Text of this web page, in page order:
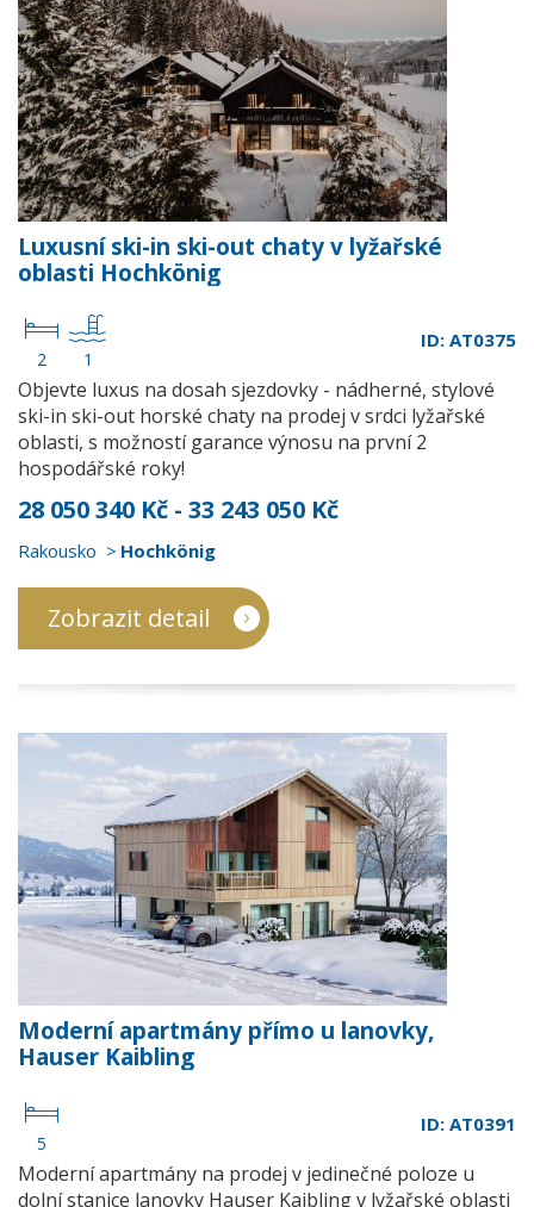
Luxusní ski-in ski-out chaty v lyžařské
oblasti Hochkönig
2 1
ID: AT0375
Objevte luxus na dosah sjezdovky - nádherné, stylové
ski-in ski-out horské chaty na prodej v srdci lyžařské
oblasti, s možností garance výnosu na první 2
hospodářské roky!
28 050 340 Kč - 33 243 050 Kč
Rakousko Hochkönig
Zobrazit detail
Moderní apartmány přímo u lanovky,
Hauser Kaibling
5
ID: AT0391
Moderní apartmány na prodej v jedinečné poloze u
dolní stanice lanovky Hauser Kaibling v lyžařské oblasti